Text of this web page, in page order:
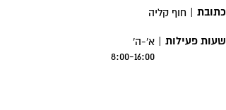
כתובת | חוף קליה
שעות פעילות | א'-ה'
8:00-16:00